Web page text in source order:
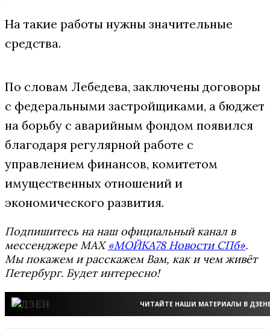
На такие работы нужны значительные
средства.
По словам Лебедева, заключены договоры
с федеральными застройщиками, а бюджет
на борьбу с аварийным фондом появился
благодаря регулярной работе с
управлением финансов, комитетом
имущественных отношений и
экономического развития.
Подпишитесь на наш официальный канал в
мессенджере MAX«МОЙКА78 Новости СПб».
Мы покажем и расскажем Вам, как и чем живёт
Петербург. Будет интересно!
ЧИТАЙТЕ НАШИ МАТЕРИАЛЫ В